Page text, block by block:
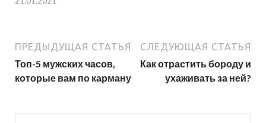
ПРЕДЫДУЩАЯ СТАТЬЯ
Топ-5 мужских часов,
которые вам по карману
СЛЕДУЮЩАЯ СТАТЬЯ
Как отрастить бороду и
ухаживать за ней?